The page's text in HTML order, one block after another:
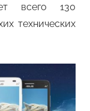
всего 130
технических